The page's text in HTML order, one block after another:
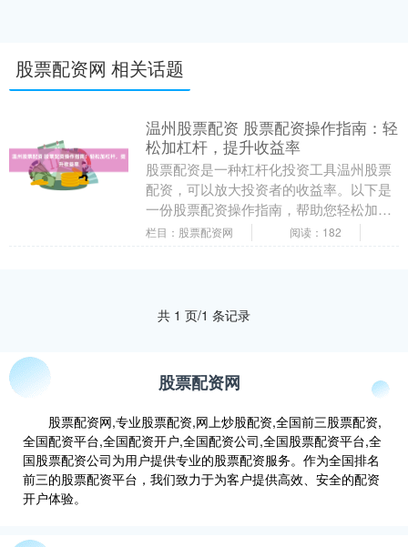
股票配资网 相关话题
温州股票配资 股票配资操作指南：轻
松加杠杆，提升收益率
股票配资是一种杠杆化投资工具温州股票
配资，可以放大投资者的收益率。以下是
一份股票配资操作指南，帮助您轻松加杠
杆，提升收益率： 股票网上配资平台是提
栏目：股票配资网 阅读：182
共 1 页/1 条记录
股票配资网
股票配资网,专业股票配资,网上炒股配资,全国前三股票配资,
全国配资平台,全国配资开户,全国配资公司,全国股票配资平台,全
国股票配资公司为用户提供专业的股票配资服务。作为全国排名
前三的股票配资平台，我们致力于为客户提供高效、安全的配资
开户体验。